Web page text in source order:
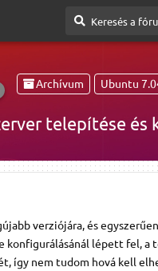
Archívum Ubuntu
telepítése és
verziójára, és
konfigurálásánál lépett fel,
így nem tudom hová kell